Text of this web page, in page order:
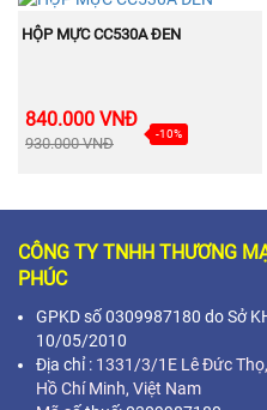
BÁN
CHẠY
MUA NGAY
HỘP MỰC CC530A ĐEN
840.000 VNĐ
930.000 VNĐ
-10%
CÔNG TY TNHH THƯƠNG
PHÚC
GPKD số 0309987180 do Sở
10/05/2010
Địa chỉ : 1331/3/1E Lê Đức
Hồ Chí Minh, Việt Nam